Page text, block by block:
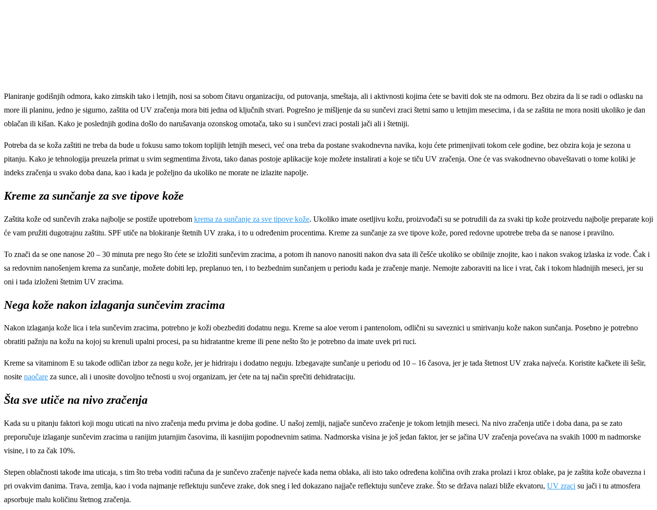
Planiranje godišnjih odmora, kako zimskih tako i letnjih, nosi sa sobom čitavu organizaciju, od putovanja, smeštaja, ali i aktivnosti kojima ćete se baviti dok ste na odmoru. Bez obzira da li se radi o odlasku na
more ili planinu, jedno je sigurno, zaštita od UV zračenja mora biti jedna od ključnih stvari. Pogrešno je mišljenje da su sunčevi zraci štetni samo u letnjim mesecima, i da se zaštita ne mora nositi ukoliko je dan
oblačan ili kišan. Kako je poslednjih godina došlo do narušavanja ozonskog omotača, tako su i sunčevi zraci postali jači ali i štetniji.
Potreba da se koža zaštiti ne treba da bude u fokusu samo tokom toplijih letnjih meseci, već ona treba da postane svakodnevna navika, koju ćete primenjivati tokom cele godine, bez obzira koja je sezona u
pitanju. Kako je tehnologija preuzela primat u svim segmentima života, tako danas postoje aplikacije koje možete instalirati a koje se tiču UV zračenja. One će vas svakodnevno obaveštavati o tome koliki je
indeks zračenja u svako doba dana, kao i kada je poželjno da ukoliko ne morate ne izlazite napolje.
Kreme za sunčanje za sve tipove kože
Zaštita kože od sunčevih zraka najbolje se postiže upotrebom krema za sunčanje za sve tipove kože. Ukoliko imate osetljivu kožu, proizvođači su se potrudili da za svaki tip kože proizvedu najbolje preparate koji
će vam pružiti dugotrajnu zaštitu. SPF utiče na blokiranje štetnih UV zraka, i to u određenim procentima. Kreme za sunčanje za sve tipove kože, pored redovne upotrebe treba da se nanose i pravilno.
To znači da se one nanose 20 – 30 minuta pre nego što ćete se izložiti sunčevim zracima, a potom ih nanovo nanositi nakon dva sata ili češće ukoliko se obilnije znojite, kao i nakon svakog izlaska iz vode. Čak i
sa redovnim nanošenjem krema za sunčanje, možete dobiti lep, preplanuo ten, i to bezbednim sunčanjem u periodu kada je zračenje manje. Nemojte zaboraviti na lice i vrat, čak i tokom hladnijih meseci, jer su
oni i tada izloženi štetnim UV zracima.
Nega kože nakon izlaganja sunčevim zracima
Nakon izlaganja kože lica i tela sunčevim zracima, potrebno je koži obezbediti dodatnu negu. Kreme sa aloe verom i pantenolom, odlični su saveznici u smirivanju kože nakon sunčanja. Posebno je potrebno
obratiti pažnju na kožu na kojoj su krenuli upalni procesi, pa su hidratantne kreme ili pene nešto što je potrebno da imate uvek pri ruci.
Kreme sa vitaminom E su takođe odličan izbor za negu kože, jer je hidriraju i dodatno neguju. Izbegavajte sunčanje u periodu od 10 – 16 časova, jer je tada štetnost UV zraka najveća. Koristite kačkete ili šešir,
nosite naočare za sunce, ali i unosite dovoljno tečnosti u svoj organizam, jer ćete na taj način sprečiti dehidrataciju.
Šta sve utiče na nivo zračenja
Kada su u pitanju faktori koji mogu uticati na nivo zračenja među prvima je doba godine. U našoj zemlji, najjače sunčevo zračenje je tokom letnjih meseci. Na nivo zračenja utiče i doba dana, pa se zato
preporučuje izlaganje sunčevim zracima u ranijim jutarnjim časovima, ili kasnijim popodnevnim satima. Nadmorska visina je još jedan faktor, jer se jačina UV zračenja povećava na svakih 1000 m nadmorske
visine, i to za čak 10%.
Stepen oblačnosti takođe ima uticaja, s tim što treba voditi računa da je sunčevo zračenje najveće kada nema oblaka, ali isto tako određena količina ovih zraka prolazi i kroz oblake, pa je zaštita kože obavezna i
pri ovakvim danima. Trava, zemlja, kao i voda najmanje reflektuju sunčeve zrake, dok sneg i led dokazano najjače reflektuju sunčeve zrake. Što se država nalazi bliže ekvatoru, UV zraci su jači i tu atmosfera
apsorbuje malu količinu štetnog zračenja.